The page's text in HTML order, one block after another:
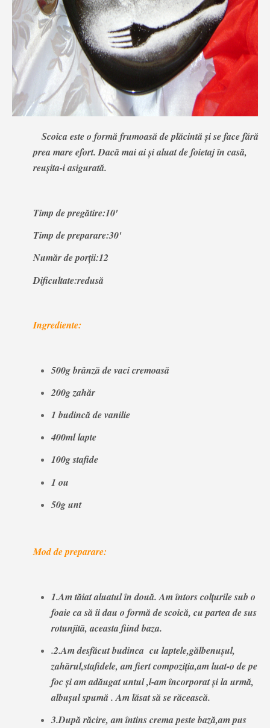
Scoica este o formă frumoasă de plăcintă şi se face fără
prea mare efort. Dacă mai ai şi aluat de foietaj în casă,
reuşita-i asigurată.
Timp de pregătire:10'
Timp de preparare:30'
Număr de porţii:12
Dificultate:redusă
Ingrediente:
500g brânză de vaci cremoasă
200g zahăr
1 budincă de vanilie
400ml lapte
100g stafide
1 ou
50g unt
Mod de preparare:
1.Am tăiat aluatul în două. Am întors colţurile sub o
foaie ca să îi dau o formă de scoică, cu partea de sus
rotunjită, aceasta fiind baza.
.2.Am desfăcut budinca cu laptele,gălbenuşul,
zahărul,stafidele, am fiert compoziţia,am luat-o de pe
foc şi am adăugat untul ,l-am încorporat şi la urmă,
albuşul spumă . Am lăsat să se răcească.
3.După răcire, am întins crema peste bază,am pus